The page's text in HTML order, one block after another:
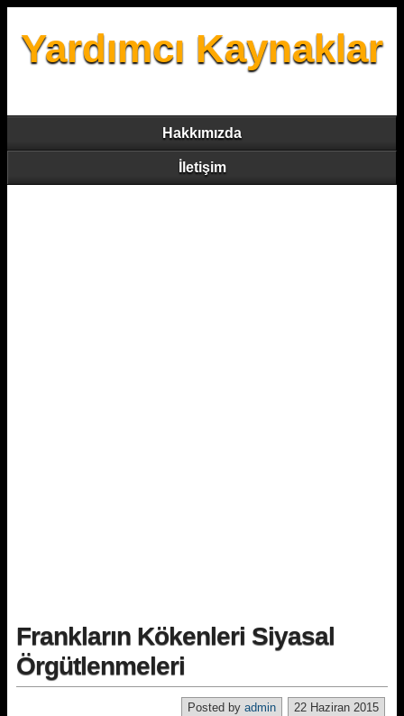
Yardımcı Kaynaklar
Hakkımızda
İletişim
Frankların Kökenleri Siyasal
Örgütlenmeleri
22 Haziran 2015
Posted by admin